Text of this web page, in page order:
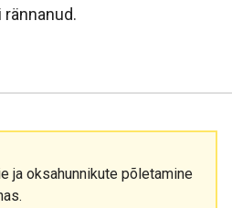
ja oksahunnikute põletamine